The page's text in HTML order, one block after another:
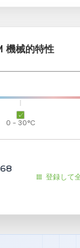
機械的特性
0 - 30°C
登録して